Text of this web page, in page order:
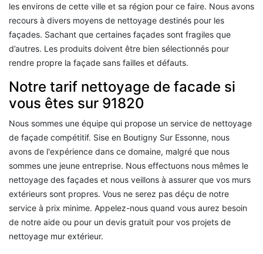
les environs de cette ville et sa région pour ce faire. Nous avons
recours à divers moyens de nettoyage destinés pour les
façades. Sachant que certaines façades sont fragiles que
d’autres. Les produits doivent être bien sélectionnés pour
rendre propre la façade sans failles et défauts.
Notre tarif nettoyage de facade si
vous êtes sur 91820
Nous sommes une équipe qui propose un service de nettoyage
de façade compétitif. Sise en Boutigny Sur Essonne, nous
avons de l'expérience dans ce domaine, malgré que nous
sommes une jeune entreprise. Nous effectuons nous mêmes le
nettoyage des façades et nous veillons à assurer que vos murs
extérieurs sont propres. Vous ne serez pas déçu de notre
service à prix minime. Appelez-nous quand vous aurez besoin
de notre aide ou pour un devis gratuit pour vos projets de
nettoyage mur extérieur.